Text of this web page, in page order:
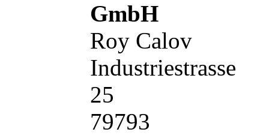
GmbH
Roy Calov
Industriestrasse
25
79793